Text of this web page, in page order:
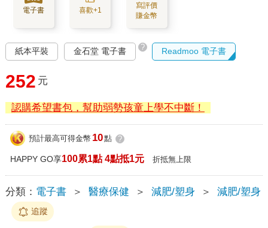
電子書 喜歡+1
寫評價
賺金幣
紙本平裝 金石堂 電子書 ? Readmoo 電子書
252 元
認購希望書包，幫助弱勢孩童上學不中斷！
預計最高可得金幣 10點 ?
HAPPY GO享100累1點 4點抵1元 折抵無上限
分類： 電子書 ＞ 醫療保健 ＞ 減肥/塑身 ＞ 減肥/塑身
追蹤